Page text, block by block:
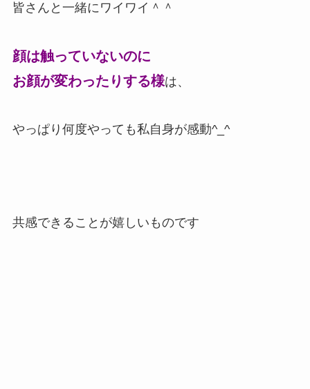
皆さんと一緒にワイワイ＾＾
顔は触っていないのに
お顔が変わったりする様は、
やっぱり何度やっても私自身が感動^_^
共感できることが嬉しいものです